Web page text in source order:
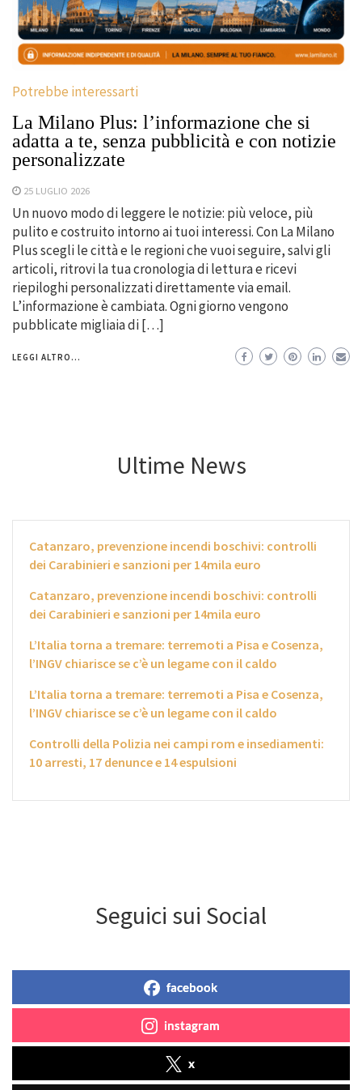
Potrebbe interessarti
La Milano Plus: l’informazione che si
adatta a te, senza pubblicità e con notizie
personalizzate
25 LUGLIO 2026
Un nuovo modo di leggere le notizie: più veloce, più
pulito e costruito intorno ai tuoi interessi. Con La Milano
Plus scegli le città e le regioni che vuoi seguire, salvi gli
articoli, ritrovi la tua cronologia di lettura e ricevi
riepiloghi personalizzati direttamente via email.
L’informazione è cambiata. Ogni giorno vengono
pubblicate migliaia di […]
LEGGI ALTRO...
Ultime News
Catanzaro, prevenzione incendi boschivi: controlli
dei Carabinieri e sanzioni per 14mila euro
Catanzaro, prevenzione incendi boschivi: controlli
dei Carabinieri e sanzioni per 14mila euro
L’Italia torna a tremare: terremoti a Pisa e Cosenza,
l’INGV chiarisce se c’è un legame con il caldo
L’Italia torna a tremare: terremoti a Pisa e Cosenza,
l’INGV chiarisce se c’è un legame con il caldo
Controlli della Polizia nei campi rom e insediamenti:
10 arresti, 17 denunce e 14 espulsioni
Seguici sui Social
facebook
instagram
x